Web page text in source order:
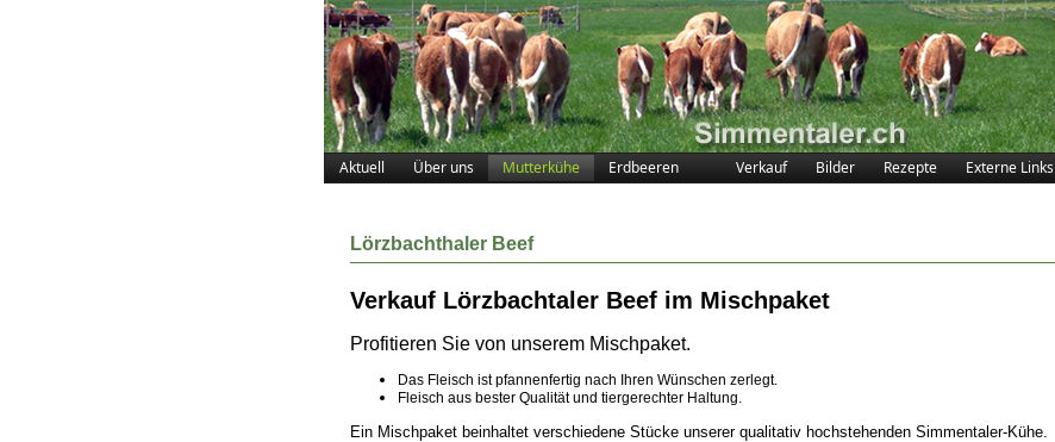
Aktuell Über uns Mutterkühe Erdbeeren Verkauf Bilder Rezepte Externe Links
Lörzbachthaler Beef
Verkauf Lörzbachtaler Beef im Mischpaket
Profitieren Sie von unserem Mischpaket.
Das Fleisch ist pfannenfertig nach Ihren Wünschen zerlegt.
Fleisch aus bester Qualität und tiergerechter Haltung.
Ein Mischpaket beinhaltet verschiedene Stücke unserer qualitativ hochstehenden Simmentaler-Kühe.